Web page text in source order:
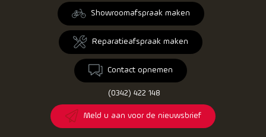
Showroomafspraak maken
Reparatieafspraak maken
Contact opnemen
(0342) 422 148
Meld u aan voor de nieuwsbrief